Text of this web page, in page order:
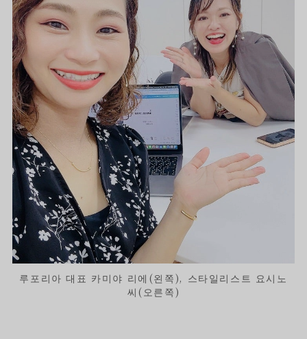
루포리아 대표 카미야 리에(왼쪽), 스타일리스트 요시노
씨(오른쪽)